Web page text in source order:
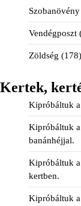
Szobanövény
Vendégposzt
Zöldség (178)
Kertek,
Kipróbáltuk a
Kipróbáltuk a
banánhéjjal.
Kipróbáltuk a
kertben.
Kipróbáltuk a